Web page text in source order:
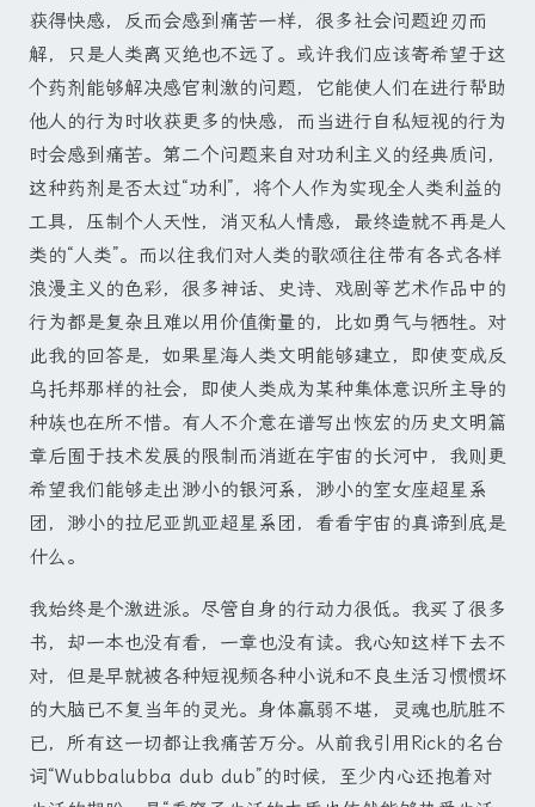
获得快感，反而会感到痛苦一样，很多社会问题迎刃而
解，只是人类离灭绝也不远了。或许我们应该寄希望于这
个药剂能够解决感官刺激的问题，它能使人们在进行帮助
他人的行为时收获更多的快感，而当进行自私短视的行为
时会感到痛苦。第二个问题来自对功利主义的经典质问，
这种药剂是否太过“功利”，将个人作为实现全人类利益的
工具，压制个人天性，消灭私人情感，最终造就不再是人
类的“人类”。而以往我们对人类的歌颂往往带有各式各样
浪漫主义的色彩，很多神话、史诗、戏剧等艺术作品中的
行为都是复杂且难以用价值衡量的，比如勇气与牺牲。对
此我的回答是，如果星海人类文明能够建立，即使变成反
乌托邦那样的社会，即使人类成为某种集体意识所主导的
种族也在所不惜。有人不介意在谱写出恢宏的历史文明篇
章后囿于技术发展的限制而消逝在宇宙的长河中，我则更
希望我们能够走出渺小的银河系，渺小的室女座超星系
团，渺小的拉尼亚凯亚超星系团，看看宇宙的真谛到底是
什么。
我始终是个激进派。尽管自身的行动力很低。我买了很多
书，却一本也没有看，一章也没有读。我心知这样下去不
对，但是早就被各种短视频各种小说和不良生活习惯惯坏
的大脑已不复当年的灵光。身体羸弱不堪，灵魂也肮脏不
已，所有这一切都让我痛苦万分。从前我引用Rick的名台
词“Wubbalubba dub dub”的时候，至少内心还抱着对